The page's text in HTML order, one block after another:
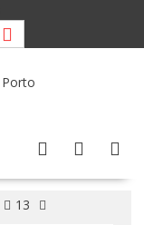
13